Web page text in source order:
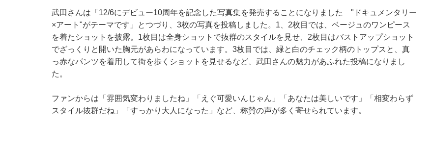
武田さんは「12/6にデビュー10周年を記念した写真集を発売することになりました "ドキュメンタリー
×アート"がテーマです」とつづり、3枚の写真を投稿しました。1、2枚目では、ベージュのワンピース
を着たショットを披露。1枚目は全身ショットで抜群のスタイルを見せ、2枚目はバストアップショット
でざっくりと開いた胸元があらわになっています。3枚目では、緑と白のチェック柄のトップスと、真
っ赤なパンツを着用して街を歩くショットを見せるなど、武田さんの魅力があふれた投稿になりまし
た。
ファンからは「雰囲気変わりましたね」「えぐ可愛いんじゃん」「あなたは美しいです」「相変わらず
スタイル抜群だね」「すっかり大人になった」など、称賛の声が多く寄せられています。